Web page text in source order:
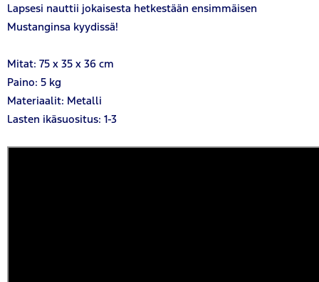
Lapsesi nauttii jokaisesta hetkestään ensimmäisen
Mustanginsa kyydissä!
Mitat: 75 x 35 x 36 cm
Paino: 5 kg
Materiaalit: Metalli
Lasten ikäsuositus: 1-3